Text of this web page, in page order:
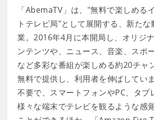
「AbemaTV」は、"無料で楽しめる
トテレビ局"として展開する、新た
業。2016年4月に本開局し、オリジ
ンテンツや、ニュース、音楽、スポ
など多彩な番組が楽しめる約20チャ
無料で提供し、利用者を伸ばしてい
不要で、スマートフォンやPC、タブ
様々な端末でテレビを観るような感